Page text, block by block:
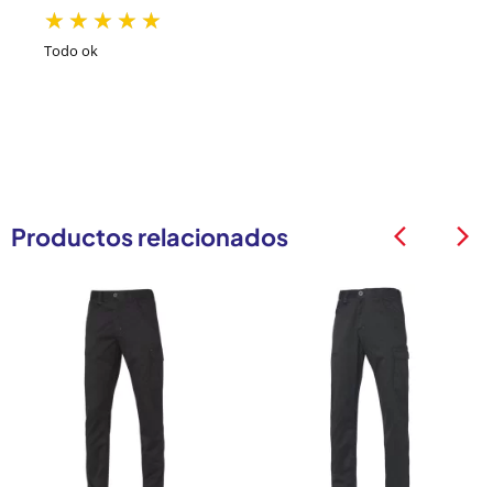
Todo ok
Productos relacionados arrow_back_ios arrow_back_ios